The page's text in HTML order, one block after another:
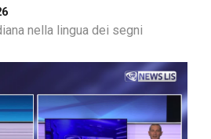
nella lingua dei segni